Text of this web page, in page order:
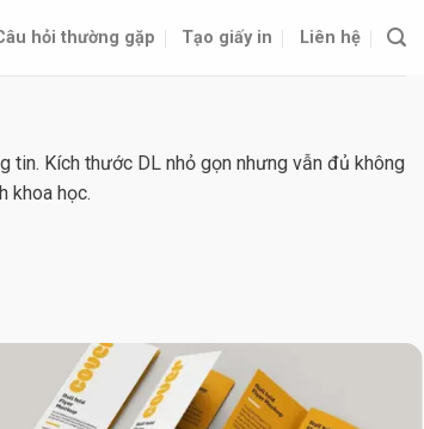
hỏi thường gặp Tạo giấy in Liên hệ
tin. Kích thước DL nhỏ gọn nhưng vẫn đủ không
khoa học.